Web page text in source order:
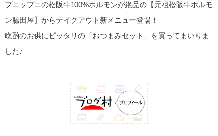
プニップニの松阪牛100%ホルモンが絶品の【元祖松阪牛ホルモ
ン脇田屋】からテイクアウト新メニュー登場！
晩酌のお供にピッタリの「おつまみセット」を買ってまいりま
した♪